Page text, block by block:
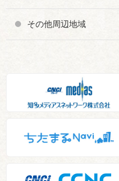
その他周辺地域